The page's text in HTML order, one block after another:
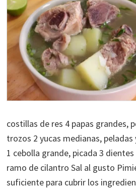
costillas de res 4 papas grandes,
trozos 2 yucas medianas,
1 cebolla grande, picada 3
ramo de cilantro Sal al gusto
suficiente para cubrir los